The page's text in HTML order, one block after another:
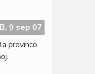
(11)
aperis
9 sep 07
provinco